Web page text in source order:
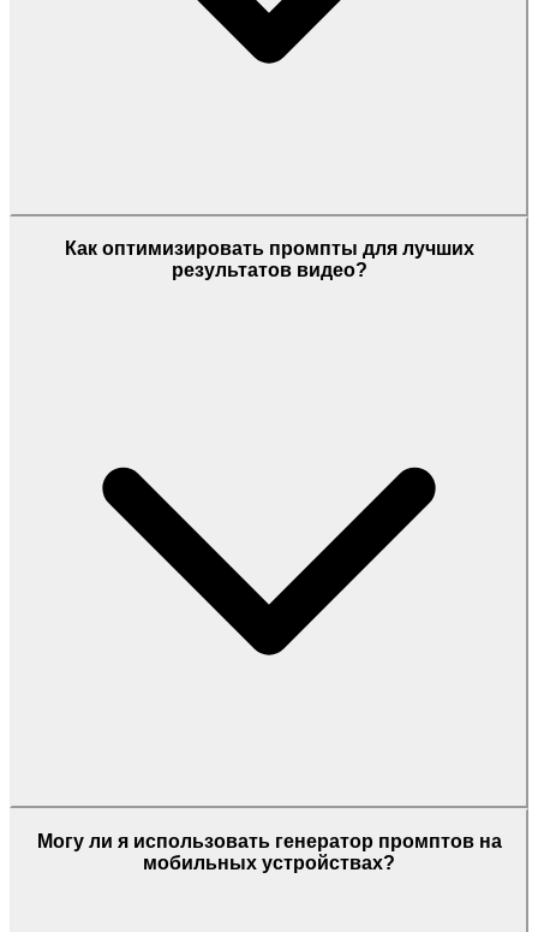
Как оптимизировать промпты для лучших
результатов видео?
Могу ли я использовать генератор промптов на
мобильных устройствах?